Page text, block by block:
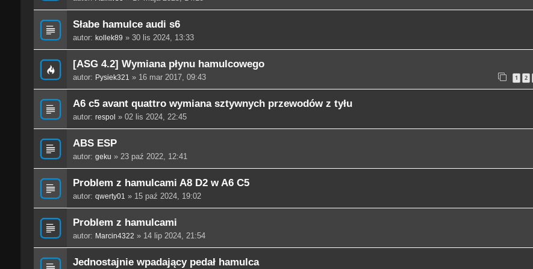
Słabe hamulce audi s6
autor: kollek89 » 30 lis 2024, 13:33
[ASG 4.2] Wymiana płynu hamulcowego
autor: Pysiek321 » 16 mar 2017, 09:43 1 2
A6 c5 avant quattro wymiana sztywnych przewodów z tyłu
autor: respol » 02 lis 2024, 22:45
ABS ESP
autor: geku » 23 paź 2022, 12:41
Problem z hamulcami A8 D2 w A6 C5
autor: qwerty01 » 15 paź 2024, 19:02
Problem z hamulcami
autor: Marcin4322 » 14 lip 2024, 21:54
Jednostajnie wpadający pedał hamulca